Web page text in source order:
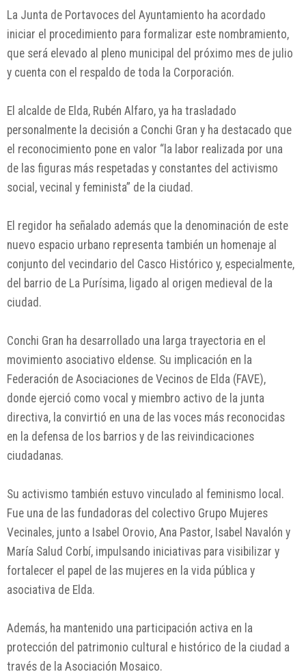
La Junta de Portavoces del Ayuntamiento ha acordado
iniciar el procedimiento para formalizar este nombramiento,
que será elevado al pleno municipal del próximo mes de julio
y cuenta con el respaldo de toda la Corporación.
El alcalde de Elda, Rubén Alfaro, ya ha trasladado
personalmente la decisión a Conchi Gran y ha destacado que
el reconocimiento pone en valor “la labor realizada por una
de las figuras más respetadas y constantes del activismo
social, vecinal y feminista” de la ciudad.
El regidor ha señalado además que la denominación de este
nuevo espacio urbano representa también un homenaje al
conjunto del vecindario del Casco Histórico y, especialmente,
del barrio de La Purísima, ligado al origen medieval de la
ciudad.
Conchi Gran ha desarrollado una larga trayectoria en el
movimiento asociativo eldense. Su implicación en la
Federación de Asociaciones de Vecinos de Elda (FAVE),
donde ejerció como vocal y miembro activo de la junta
directiva, la convirtió en una de las voces más reconocidas
en la defensa de los barrios y de las reivindicaciones
ciudadanas.
Su activismo también estuvo vinculado al feminismo local.
Fue una de las fundadoras del colectivo Grupo Mujeres
Vecinales, junto a Isabel Orovio, Ana Pastor, Isabel Navalón y
María Salud Corbí, impulsando iniciativas para visibilizar y
fortalecer el papel de las mujeres en la vida pública y
asociativa de Elda.
Además, ha mantenido una participación activa en la
protección del patrimonio cultural e histórico de la ciudad a
través de la Asociación Mosaico.